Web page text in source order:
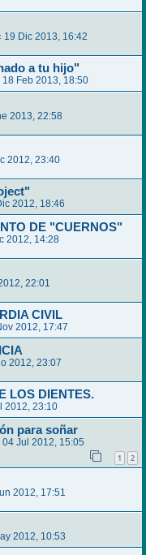
19 Dic 2013, 16:42
a tu hijo"
18 Feb 2013, 18:50
2013, 22:58
2012, 23:40
2012, 18:46
DE "CUERNOS"
2012, 14:28
22:01
CIVIL
2012, 17:47
2012, 23:07
LOS DIENTES.
2012, 23:10
para soñar
04 Jul 2012, 15:05
1 2
2012, 17:51
2012, 10:53